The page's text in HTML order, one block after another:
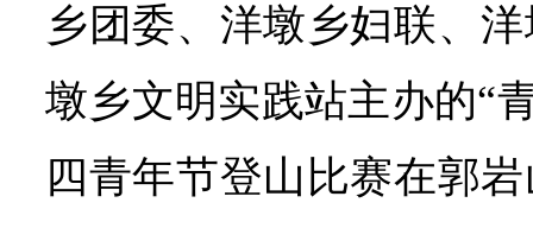
乡团委、洋墩乡妇联、
墩乡文明实践站主办的“
四青年节登山比赛在郭